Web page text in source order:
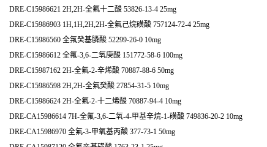
DRE-C15986621 2H,2H-全氟十二酸 53826-13-4 25mg
DRE-C15986903 1H,1H,2H,2H-全氟己烷磺酸 757124-72-4 25mg
DRE-C15986560 全氟癸基膦酸 52299-26-0 10mg
DRE-C15986612 全氟-3,6-二氧庚酸 151772-58-6 100mg
DRE-C15987162 2H-全氟-2-辛烯酸 70887-88-6 50mg
DRE-C15986598 2H,2H-全氟癸酸 27854-31-5 10mg
DRE-C15986624 2H-全氟-2-十二烯酸 70887-94-4 10mg
DRE-CA15986614 7H-全氟-3,6-二氧-4-甲基辛烷-1-磺酸 749836-20-2 10mg
DRE-CA15986970 全氟-3-甲氧基丙酸 377-73-1 50mg